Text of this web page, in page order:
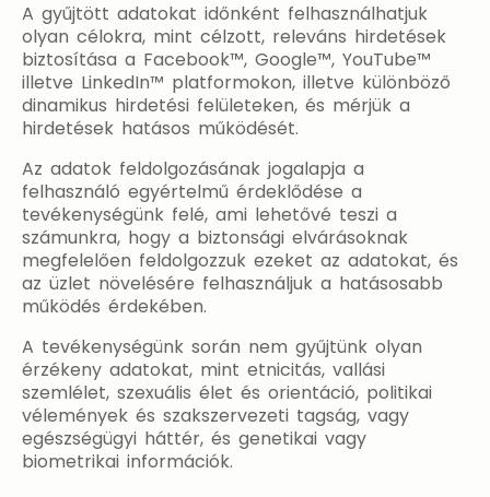
A gyűjtött adatokat időnként felhasználhatjuk
olyan célokra, mint célzott, releváns hirdetések
biztosítása a Facebook™, Google™, YouTube™
illetve LinkedIn™ platformokon, illetve különböző
dinamikus hirdetési felületeken, és mérjük a
hirdetések hatásos működését.
Az adatok feldolgozásának jogalapja a
felhasználó egyértelmű érdeklődése a
tevékenységünk felé, ami lehetővé teszi a
számunkra, hogy a biztonsági elvárásoknak
megfelelően feldolgozzuk ezeket az adatokat, és
az üzlet növelésére felhasználjuk a hatásosabb
működés érdekében.
A tevékenységünk során nem gyűjtünk olyan
érzékeny adatokat, mint etnicitás, vallási
szemlélet, szexuális élet és orientáció, politikai
vélemények és szakszervezeti tagság, vagy
egészségügyi háttér, és genetikai vagy
biometrikai információk.